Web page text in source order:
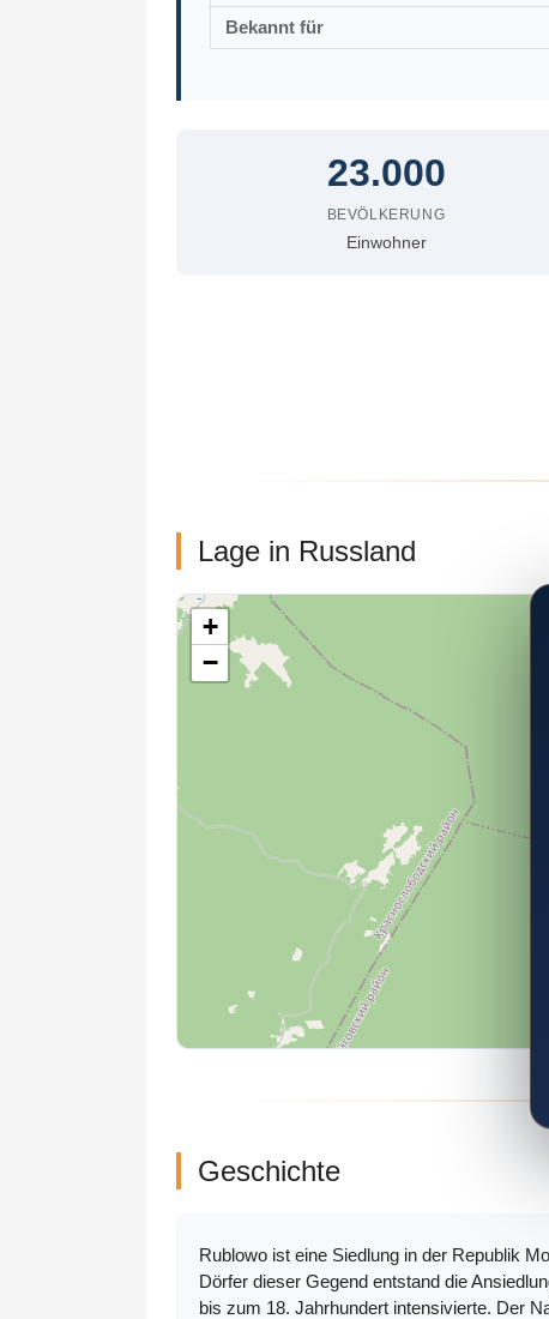
Bekannt für
23.000
BEVÖLKERUNG
Einwohner
Lage in Russland
+
−
Geschichte
Rublowo ist eine Siedlung in der Republik
Dörfer dieser Gegend entstand die
bis zum 18. Jahrhundert intensivierte. Der